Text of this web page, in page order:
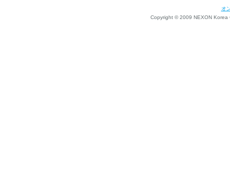
オ
Copyright © 2009 NEXON Korea